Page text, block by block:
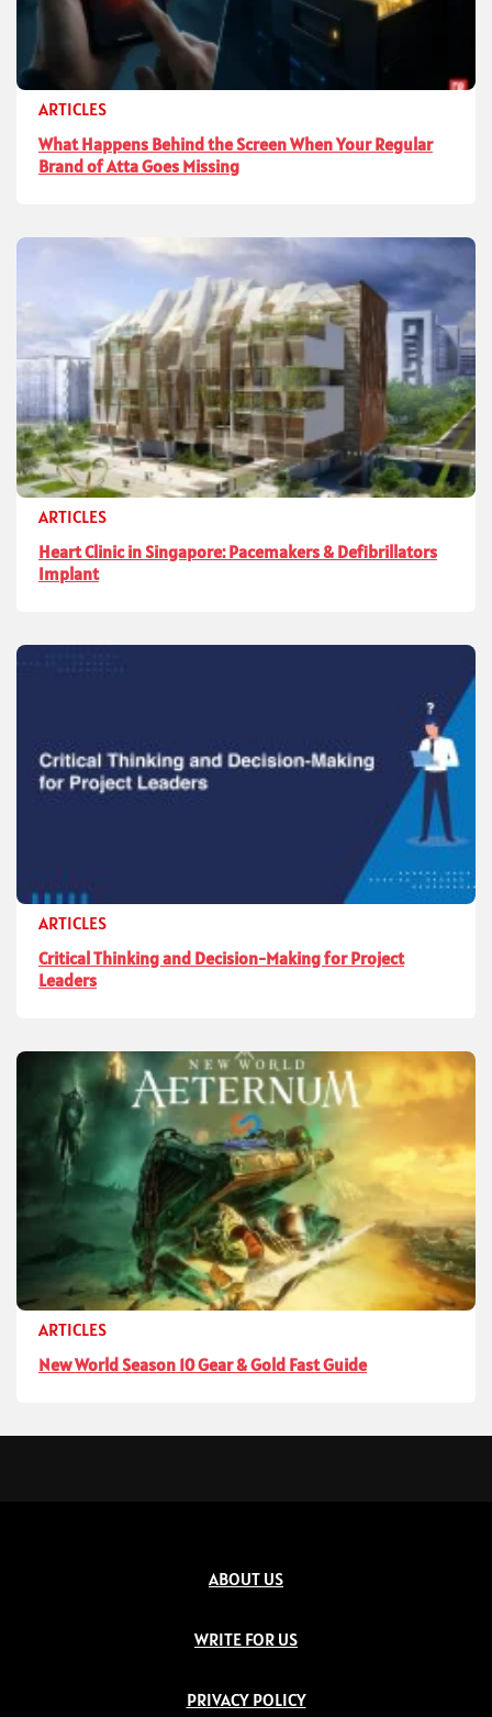
ARTICLES
What Happens Behind the Screen When Your Regular
Brand of Atta Goes Missing
ARTICLES
Heart Clinic in Singapore: Pacemakers & Defibrillators
Implant
ARTICLES
Critical Thinking and Decision-Making for Project
Leaders
ARTICLES
New World Season 10 Gear & Gold Fast Guide
ABOUT US
WRITE FOR US
PRIVACY POLICY